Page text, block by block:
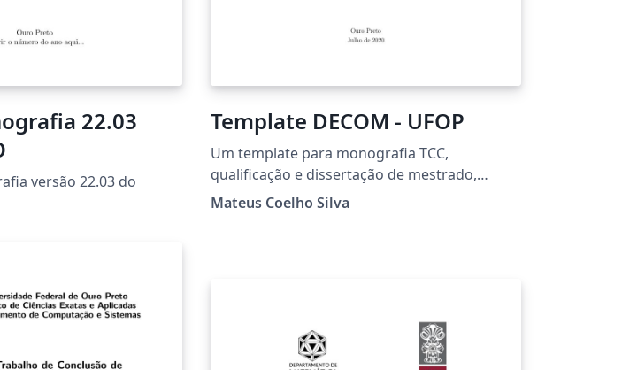
22.03
versão 22.03 do
Template DECOM - UFOP
Um template para monografia TCC,
qualificação e dissertação de mestrado,
qualificação e tese de doutorado. Adaptado a
Mateus Coelho Silva